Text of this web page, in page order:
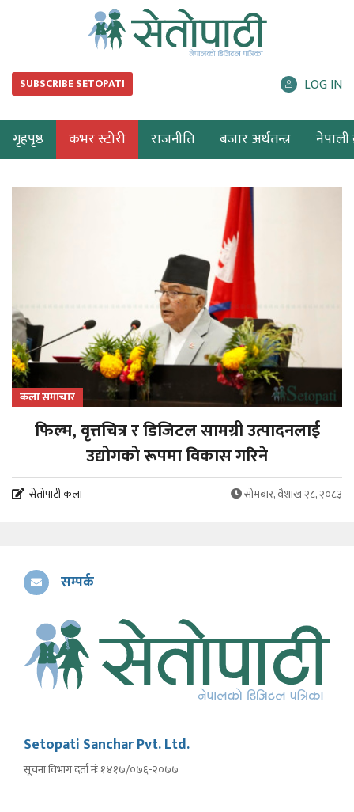
SUBSCRIBE SETOPATI LOG IN
गृहपृष्ठ कभर स्टोरी राजनीति बजार अर्थतन्त्र नेपाली
कला समाचार
फिल्म, वृत्तचित्र र डिजिटल सामग्री उत्पादनलाई
उद्योगको रूपमा विकास गरिने
सेतोपाटी कला सोमबार, वैशाख २८, २०८३
सम्पर्क
Setopati Sanchar Pvt. Ltd.
सूचना विभाग दर्ता नंः १४१७/०७६-२०७७